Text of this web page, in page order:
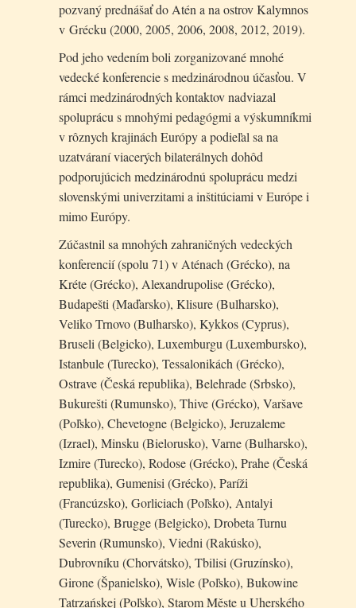
pozvaný prednášať do Atén a na ostrov Kalymnos
v Grécku (2000, 2005, 2006, 2008, 2012, 2019).
Pod jeho vedením boli zorganizované mnohé
vedecké konferencie s medzinárodnou účasťou. V
rámci medzinárodných kontaktov nadviazal
spoluprácu s mnohými pedagógmi a výskumníkmi
v rôznych krajinách Európy a podieľal sa na
uzatváraní viacerých bilaterálnych dohôd
podporujúcich medzinárodnú spoluprácu medzi
slovenskými univerzitami a inštitúciami v Európe i
mimo Európy.
Zúčastnil sa mnohých zahraničných vedeckých
konferencií (spolu 71) v Aténach (Grécko), na
Kréte (Grécko), Alexandrupolise (Grécko),
Budapešti (Maďarsko), Klisure (Bulharsko),
Veliko Trnovo (Bulharsko), Kykkos (Cyprus),
Bruseli (Belgicko), Luxemburgu (Luxembursko),
Istanbule (Turecko), Tessalonikách (Grécko),
Ostrave (Česká republika), Belehrade (Srbsko),
Bukurešti (Rumunsko), Thive (Grécko), Varšave
(Poľsko), Chevetogne (Belgicko), Jeruzaleme
(Izrael), Minsku (Bielorusko), Varne (Bulharsko),
Izmire (Turecko), Rodose (Grécko), Prahe (Česká
republika), Gumenisi (Grécko), Paríži
(Francúzsko), Gorliciach (Poľsko), Antalyi
(Turecko), Brugge (Belgicko), Drobeta Turnu
Severin (Rumunsko), Viedni (Rakúsko),
Dubrovníku (Chorvátsko), Tbilisi (Gruzínsko),
Girone (Španielsko), Wisle (Poľsko), Bukowine
Tatrzańskej (Poľsko), Starom Měste u Uherského